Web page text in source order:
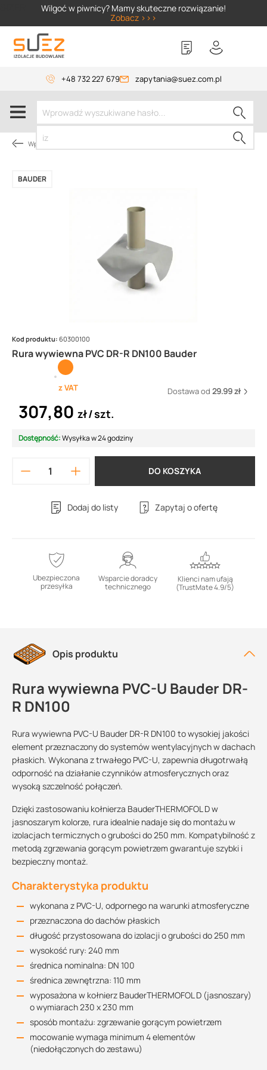
Wilgoć w piwnicy? Mamy skuteczne rozwiązanie!
Zobacz >>>
+48 732 227 679 zapytania@suez.com.pl
Wpusty i akcesoria
Rura wywiewna PVC DR-R DN100 Bauder
BAUDER
Kod produktu: 60300100
z VAT Dostawa od 29.99 zł
307,80 zł szt.
Dostępność:Wysyłka w 24 godziny
DO KOSZYKA
Dodaj do listy Zapytaj o ofertę
Ubezpieczona
przesyłka
Wsparcie doradcy
technicznego
Klienci nam ufają
(TrustMate 4.9/5)
Opis produktu
Rura wywiewna PVC-U Bauder DR-
R DN100
Rura wywiewna PVC-U Bauder DR-R DN100 to wysokiej jakości
element przeznaczony do systemów wentylacyjnych w dachach
płaskich. Wykonana z trwałego PVC-U, zapewnia długotrwałą
odporność na działanie czynników atmosferycznych oraz
wysoką szczelność połączeń.
Dzięki zastosowaniu kołnierza BauderTHERMOFOL D w
jasnoszarym kolorze, rura idealnie nadaje się do montażu w
izolacjach termicznych o grubości do 250 mm. Kompatybilność z
metodą zgrzewania gorącym powietrzem gwarantuje szybki i
bezpieczny montaż.
Charakterystyka produktu
wykonana z PVC-U, odpornego na warunki atmosferyczne
przeznaczona do dachów płaskich
długość przystosowana do izolacji o grubości do 250 mm
wysokość rury: 240 mm
średnica nominalna: DN 100
średnica zewnętrzna: 110 mm
wyposażona w kołnierz BauderTHERMOFOL D (jasnoszary)
o wymiarach 230 x 230 mm
sposób montażu: zgrzewanie gorącym powietrzem
mocowanie wymaga minimum 4 elementów
(niedołączonych do zestawu)